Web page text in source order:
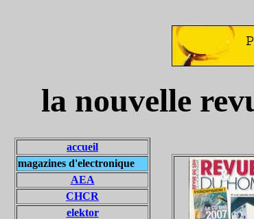
la nouvelle
accueil
magazines d'electronique
AEA
CHCR
elektor